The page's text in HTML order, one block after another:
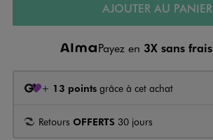
AJOUTER AU PANIER
Payez en 3X sans frais
+ 13 points grâce à cet achat
Retours OFFERTS 30 jours